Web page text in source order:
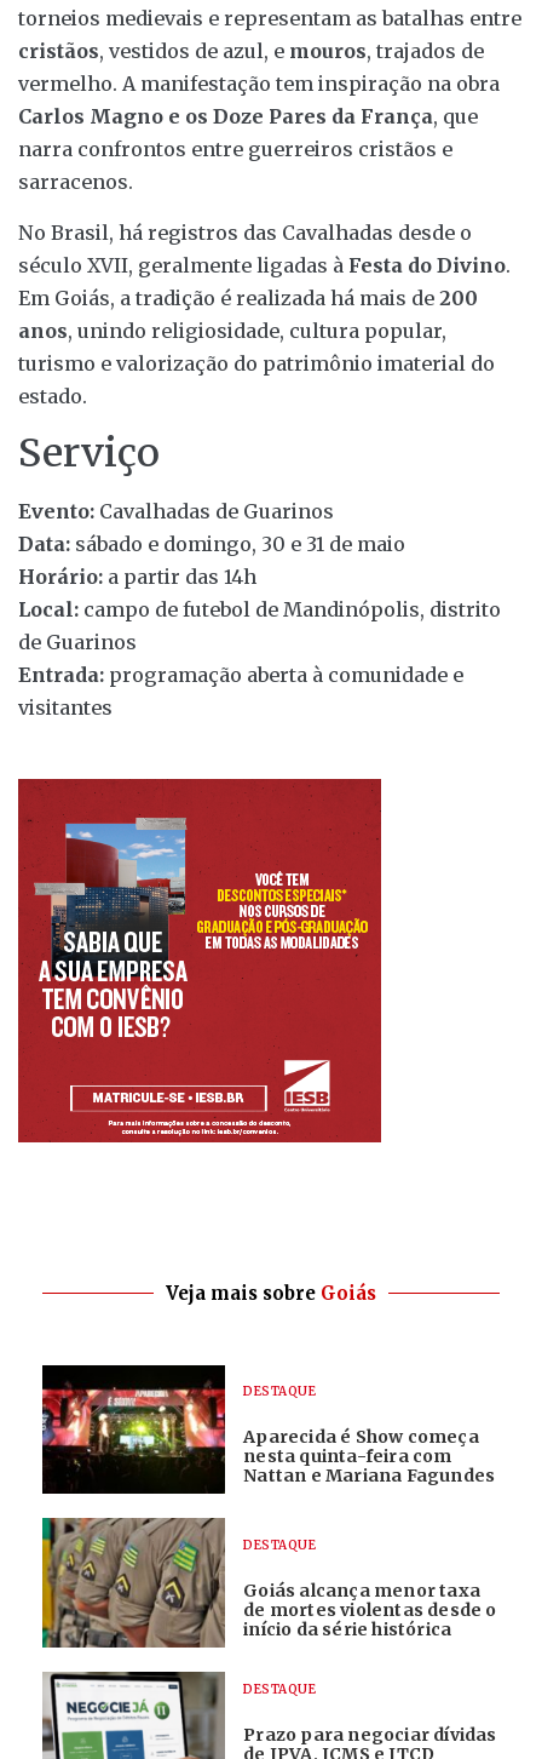
torneios medievais e representam as batalhas entre
cristãos, vestidos de azul, e mouros, trajados de
vermelho. A manifestação tem inspiração na obra
Carlos Magno e os Doze Pares da França, que
narra confrontos entre guerreiros cristãos e
sarracenos.
No Brasil, há registros das Cavalhadas desde o
século XVII, geralmente ligadas à Festa do Divino.
Em Goiás, a tradição é realizada há mais de 200
anos, unindo religiosidade, cultura popular,
turismo e valorização do patrimônio imaterial do
estado.
Serviço
Evento: Cavalhadas de Guarinos
Data: sábado e domingo, 30 e 31 de maio
Horário: a partir das 14h
Local: campo de futebol de Mandinópolis, distrito
de Guarinos
Entrada: programação aberta à comunidade e
visitantes
Veja mais sobre Goiás
DESTAQUE
Aparecida é Show começa
nesta quinta-feira com
Nattan e Mariana Fagundes
DESTAQUE
Goiás alcança menor taxa
de mortes violentas desde o
início da série histórica
DESTAQUE
Prazo para negociar dívidas
de IPVA, ICMS e ITCD